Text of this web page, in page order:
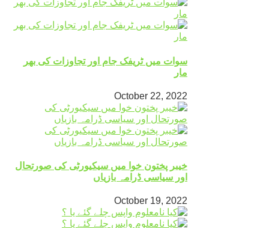
سوات میں ٹریفک جام اور تجاوزات کی بھر
مار
October 22, 2022
خیبر پختون خوا میں سیکیورٹی کی صورتحال
اور سیاسی ڈرامہ بازیاں
October 19, 2022